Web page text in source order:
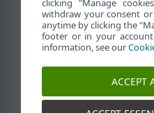
Afficher le site pour
End of Life
Base de
Forum ESET
ESET Status Portal
Assistance régionale
clicking "Manage
withdraw your consent
anytime by clicking the
footer or in your
information, see our
ACCEPT